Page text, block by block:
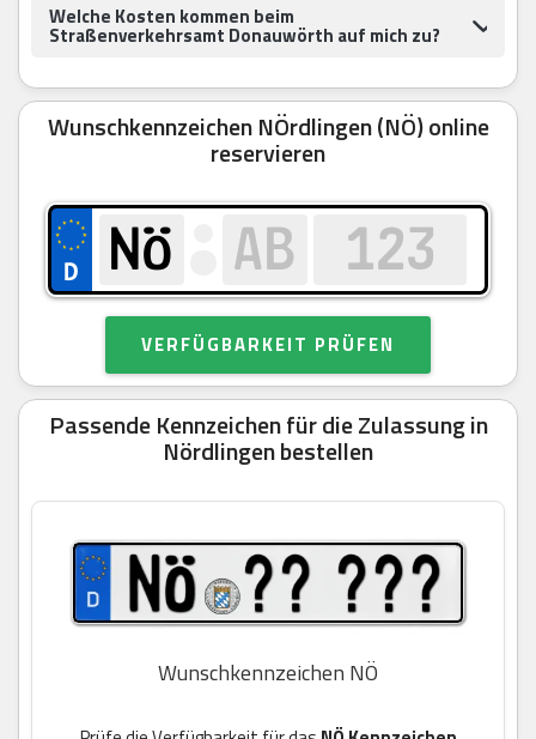
Welche Kosten kommen beim
Straßenverkehrsamt Donauwörth auf mich zu?
Wunschkennzeichen NÖrdlingen (NÖ) online
reservieren
VERFÜGBARKEIT PRÜFEN
Passende Kennzeichen für die Zulassung in
Nördlingen bestellen
Wunschkennzeichen NÖ